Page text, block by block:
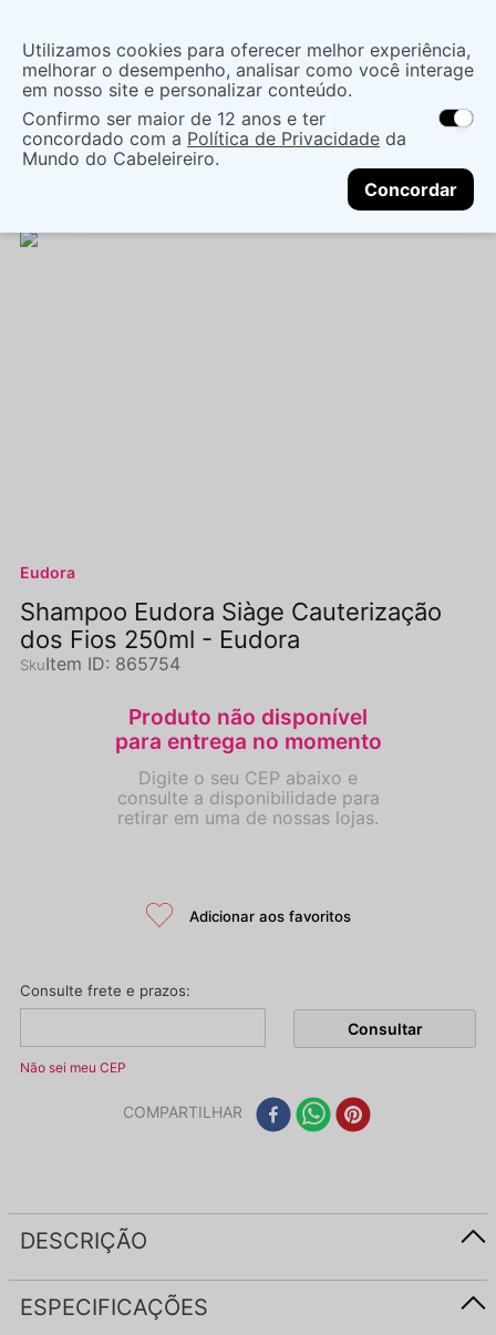
localização
As ofertas e opções de entrega variam de
acordo com a região.Não sei meu CEP
CONTINUAR
O que você procura?
Cabelo Marcas Tradicionais
Shampoo
SHAMPOO EUDORA SIÀGE CAUTERIZAÇÃO DOS
Eudora
Shampoo Eudora Siàge Cauterização
dos Fios 250ml - Eudora
Item ID: 865754
Não sei meu CEP
COMPARTILHAR
DESCRIÇÃO
ESPECIFICAÇÕES
Utilizamos cookies para oferecer melhor experiência,
melhorar o desempenho, analisar como você interage
em nosso site e personalizar conteúdo.
Confirmo ser maior de 12 anos e ter
concordado com a Política de Privacidade da
Mundo do Cabeleireiro.
Concordar